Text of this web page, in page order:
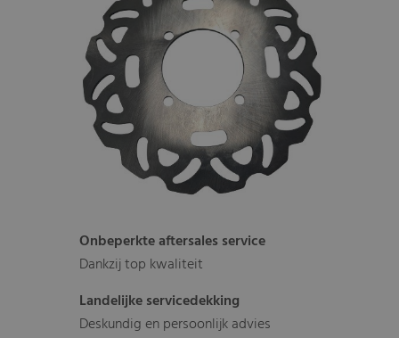
Onbeperkte aftersales service
Dankzij top kwaliteit
Landelijke servicedekking
Deskundig en persoonlijk advies